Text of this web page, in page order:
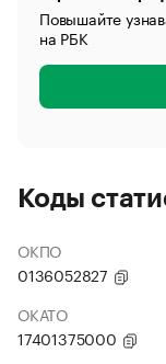
Повышайте
на РБК
Коды
ОКПО
0136052827
ОКАТО
17401375000